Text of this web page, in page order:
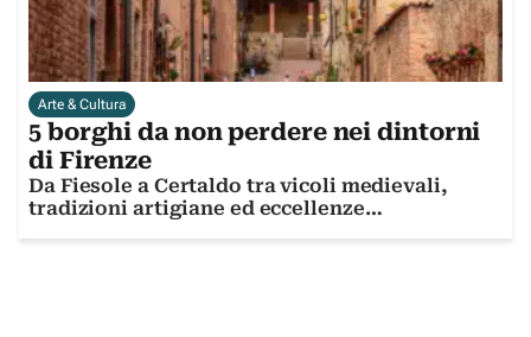
Arte & Cultura
5 borghi da non perdere nei dintorni
di Firenze
Da Fiesole a Certaldo tra vicoli medievali,
tradizioni artigiane ed eccellenze